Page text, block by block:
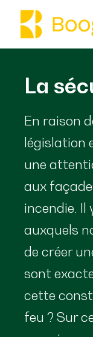
La
En raison
législation
une
aux
incendie. Il
auxquels
de créer
sont
cette
feu ? Sur